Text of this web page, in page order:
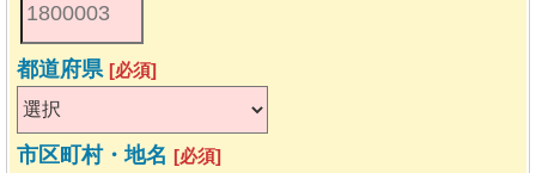
都道府県 [必須]
市区町村・地名 [必須]